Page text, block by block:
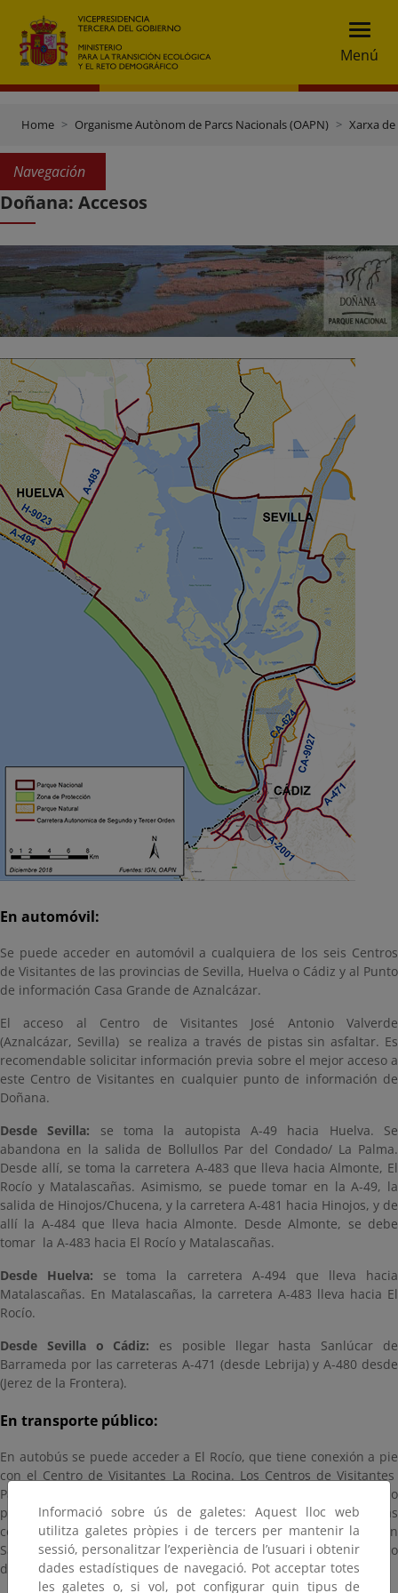
Menú
Home Organisme Autònom de Parcs Nacionals (OAPN) Xarxa
Navegación
Doñana: Accesos
En automóvil:
Se puede acceder en automóvil a cualquiera de los seis Centros
de Visitantes de las provincias de Sevilla, Huelva o Cádiz y al Punto
de información Casa Grande de Aznalcázar.
El acceso al Centro de Visitantes José Antonio Valverde
(Aznalcázar, Sevilla) se realiza a través de pistas sin asfaltar. Es
recomendable solicitar información previa sobre el mejor acceso a
este Centro de Visitantes en cualquier punto de información de
Doñana.
Desde Sevilla: se toma la autopista A-49 hacia Huelva. Se
abandona en la salida de Bollullos Par del Condado/ La Palma.
Desde allí, se toma la carretera A-483 que lleva hacia Almonte, El
Rocío y Matalascañas. Asimismo, se puede tomar en la A-49, la
salida de Hinojos/Chucena, y la carretera A-481 hacia Hinojos, y de
allí la A-484 que lleva hacia Almonte. Desde Almonte, se debe
tomar la A-483 hacia El Rocío y Matalascañas.
Desde Huelva: se toma la carretera A-494 que lleva hacia
Matalascañas. En Matalascañas, la carretera A-483 lleva hacia El
Rocío.
Desde Sevilla o Cádiz: es posible llegar hasta Sanlúcar de
Barrameda por las carreteras A-471 (desde Lebrija) y A-480 desde
(Jerez de la Frontera).
En transporte público:
En autobús se puede acceder a El Rocío, que tiene conexión a pie
con el Centro de Visitantes La Rocina. Los Centros de Visitantes
Palacio del Acebrón y El Acebuche solo son accesibles en vehículo
particular, siendo El Rocío y Matalascañas las poblaciones más
cercanas. El Centro de Visitantes Fábrica de Hielo está situado en
Sanlúcar de Barrameda (Cádiz), y cuenta con transporte público
desde Sevilla y Cádiz.
Informació sobre ús de galetes: Aquest lloc web
utilitza galetes pròpies i de tercers per mantenir la
sessió, personalitzar l’experiència de l’usuari i obtenir
dades estadístiques de navegació. Pot acceptar totes
les galetes o, si vol, pot configurar quin tipus de